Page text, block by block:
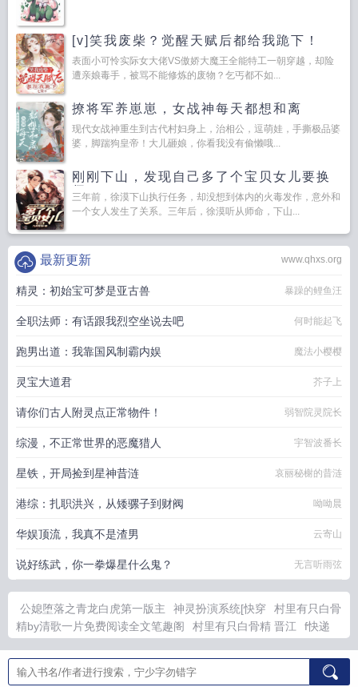
[v]笑我废柴？觉醒天赋后都给我跪下！
表面小可怜实际女大佬VS傲娇大魔王全能特工一朝穿越，却险
遭亲娘毒手，被骂不能修炼的废物？乞丐都不如...
撩将军养崽崽，女战神每天都想和离
现代女战神重生到古代村妇身上，治相公，逗萌娃，手撕极品婆
婆，脚踹狗皇帝！大儿砸娘，你看我没有偷懒哦...
刚刚下山，发现自己多了个宝贝女儿要换
肾
三年前，徐漠下山执行任务，却没想到体内的火毒发作，意外和
一个女人发生了关系。三年后，徐漠听从师命，下山...
www.qhxs.org
最新更新
精灵：初始宝可梦是亚古兽 暴躁的鲤鱼汪
全职法师：有话跟我烈空坐说去吧 何时能起飞
跑男出道：我靠国风制霸内娱 魔法小樱樱
灵宝大道君 芥子上
请你们古人附灵点正常物件！ 弱智院灵院长
综漫，不正常世界的恶魔猎人 宇智波番长
星铁，开局捡到星神昔涟 哀丽秘榭的昔涟
港综：扎职洪兴，从矮骡子到财阀 呦呦晨
华娱顶流，我真不是渣男 云寄山
说好练武，你一拳爆星什么鬼？ 无言听雨弦
公媳堕落之青龙白虎第一版主 神灵扮演系统[快穿
村里有只白骨
精by清歌一片免费阅读全文笔趣阁
村里有只白骨精 晋江
f快递
曹曹和养母苏箐的故事
快递员作文400字
开局被迫加入了金刚
寺女主是谁
沈宴姜妍 战锤的世界观来源于谁 养母苏